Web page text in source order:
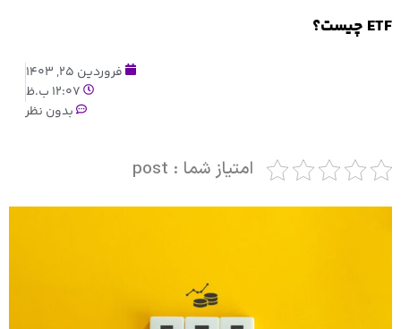
ETF چیست؟
فروردین 25, 1403
12:07 ب.ظ
بدون نظر
امتیاز شما : post